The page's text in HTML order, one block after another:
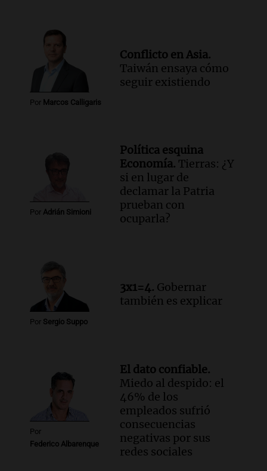
ley de propiedad privada
Informados al regreso
Episodios
Audio.
Debate en el Senado y protesta
en Rosario contra la ley de Propiedad
Privada.
Manifestación en Rosario contra
la ley de Propiedad Privada debatida en
el Senado.
Viva la Radio Rosario
Episodios
Luis Juez cuestionó la polémica
Informados al regreso
Episodios
Por Marcos Calligaris
Conflicto en Asia.
Taiwán ensaya cómo
seguir existiendo
Por Adrián Simioni
Política esquina
Economía. Tierras: ¿Y
si en lugar de
declamar la Patria
prueban con
ocuparla?
Por Sergio Suppo
3x1=4. Gobernar
también es explicar
Por
Federico Albarenque
El dato confiable.
Miedo al despido: el
46% de los
empleados sufrió
consecuencias
negativas por sus
redes sociales